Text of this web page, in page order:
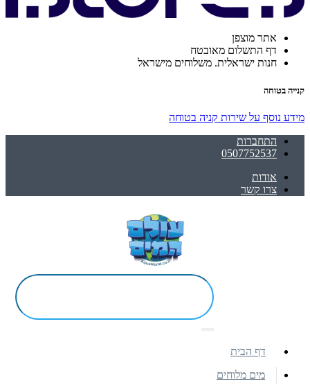
אתר מוצפן
דף התשלום מאובטח
חנות ישראלית. משלוחים מישראל
קנייה בטוחה
מידע נוסף על שירות קניה בטוחה
התחברות
0507752537
אודות
צרו קשר
דף הבית
מים מלוחים